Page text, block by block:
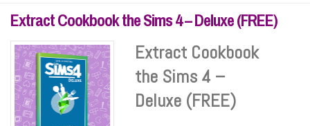
Rechercher :
Extract Cookbook the Sims 4 – Deluxe (FREE)
Extract Cookbook
the Sims 4 –
Deluxe (FREE)